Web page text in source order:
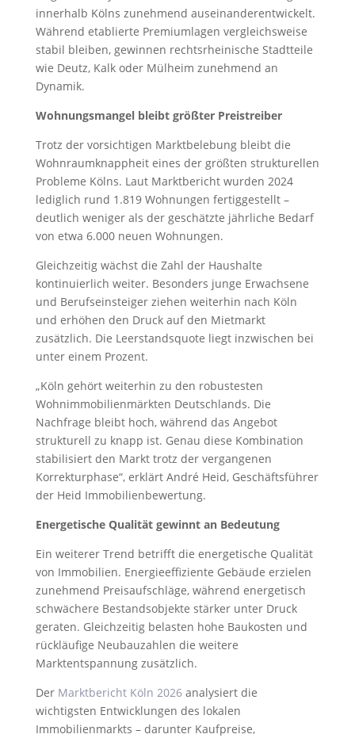
innerhalb Kölns zunehmend auseinanderentwickelt.
Während etablierte Premiumlagen vergleichsweise
stabil bleiben, gewinnen rechtsrheinische Stadtteile
wie Deutz, Kalk oder Mülheim zunehmend an
Dynamik.
Wohnungsmangel bleibt größter Preistreiber
Trotz der vorsichtigen Marktbelebung bleibt die
Wohnraumknappheit eines der größten strukturellen
Probleme Kölns. Laut Marktbericht wurden 2024
lediglich rund 1.819 Wohnungen fertiggestellt –
deutlich weniger als der geschätzte jährliche Bedarf
von etwa 6.000 neuen Wohnungen.
Gleichzeitig wächst die Zahl der Haushalte
kontinuierlich weiter. Besonders junge Erwachsene
und Berufseinsteiger ziehen weiterhin nach Köln
und erhöhen den Druck auf den Mietmarkt
zusätzlich. Die Leerstandsquote liegt inzwischen bei
unter einem Prozent.
„Köln gehört weiterhin zu den robustesten
Wohnimmobilienmärkten Deutschlands. Die
Nachfrage bleibt hoch, während das Angebot
strukturell zu knapp ist. Genau diese Kombination
stabilisiert den Markt trotz der vergangenen
Korrekturphase“, erklärt André Heid, Geschäftsführer
der Heid Immobilienbewertung.
Energetische Qualität gewinnt an Bedeutung
Ein weiterer Trend betrifft die energetische Qualität
von Immobilien. Energieeffiziente Gebäude erzielen
zunehmend Preisaufschläge, während energetisch
schwächere Bestandsobjekte stärker unter Druck
geraten. Gleichzeitig belasten hohe Baukosten und
rückläufige Neubauzahlen die weitere
Marktentspannung zusätzlich.
Der Marktbericht Köln 2026analysiert die
wichtigsten Entwicklungen des lokalen
Immobilienmarkts – darunter Kaufpreise,